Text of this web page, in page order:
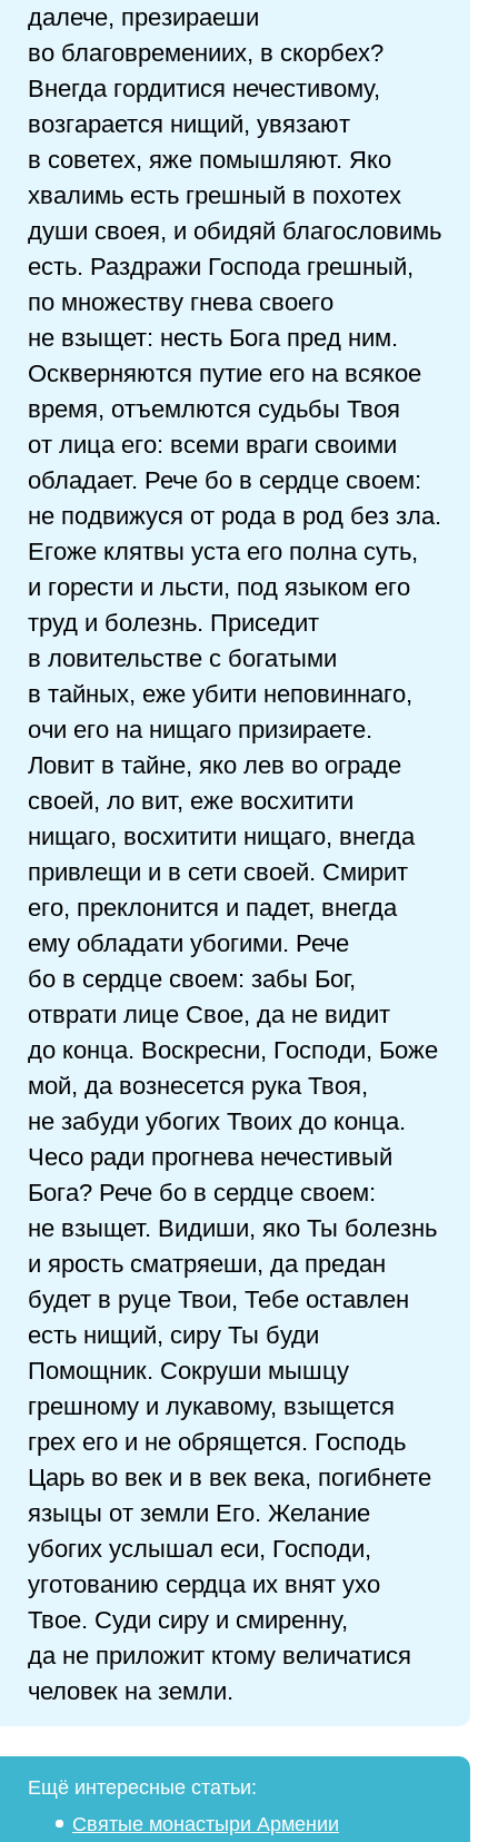
далече, презираеши
во благовремениих, в скорбех?
Внегда гордитися нечестивому,
возгарается нищий, увязают
в советех, яже помышляют. Яко
хвалимь есть грешный в похотех
души своея, и обидяй благословимь
есть. Раздражи Господа грешный,
по множеству гнева своего
не взыщет: несть Бога пред ним.
Оскверняются путие его на всякое
время, отъемлются судьбы Твоя
от лица его: всеми враги своими
обладает. Рече бо в сердце своем:
не подвижуся от рода в род без зла.
Егоже клятвы уста его полна суть,
и горести и льсти, под языком его
труд и болезнь. Приседит
в ловительстве с богатыми
в тайных, еже убити неповиннаго,
очи его на нищаго призираете.
Ловит в тайне, яко лев во ограде
своей, ло вит, еже восхитити
нищаго, восхитити нищаго, внегда
привлещи и в сети своей. Смирит
его, преклонится и падет, внегда
ему обладати убогими. Рече
бо в сердце своем: забы Бог,
отврати лице Свое, да не видит
до конца. Воскресни, Господи, Боже
мой, да вознесется рука Твоя,
не забуди убогих Твоих до конца.
Чесо ради прогнева нечестивый
Бога? Рече бо в сердце своем:
не взыщет. Видиши, яко Ты болезнь
и ярость сматряеши, да предан
будет в руце Твои, Тебе оставлен
есть нищий, сиру Ты буди
Помощник. Сокруши мышцу
грешному и лукавому, взыщется
грех его и не обрящется. Господь
Царь во век и в век века, погибнете
языцы от земли Его. Желание
убогих услышал еси, Господи,
уготованию сердца их внят ухо
Твое. Суди сиру и смиренну,
да не приложит ктому величатися
человек на земли.
Ещё интересные статьи:
Святые монастыри Армении